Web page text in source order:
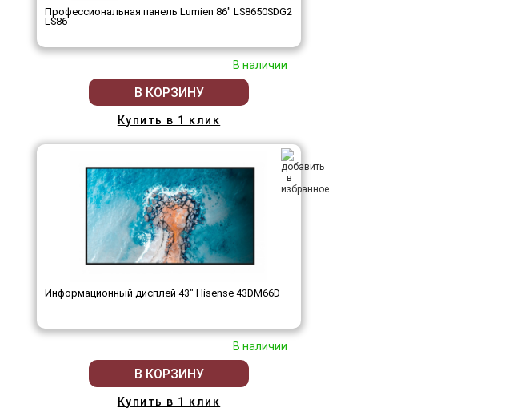
Профессиональная панель Lumien 86" LS8650SDG2
LS86
В наличии
В КОРЗИНУ
Купить в 1 клик
Информационный дисплей 43" Hisense 43DM66D
В наличии
В КОРЗИНУ
Купить в 1 клик